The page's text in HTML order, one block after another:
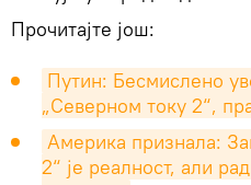
Прочитајте још:
Путин: Бесмислено
„Северном току 2“,
Америка признала:
2“ је реалност, али